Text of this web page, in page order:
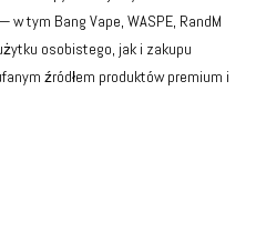
tym Bang Vape, WASPE, RandM
osobistego, jak i zakupu
źródłem produktów premium i